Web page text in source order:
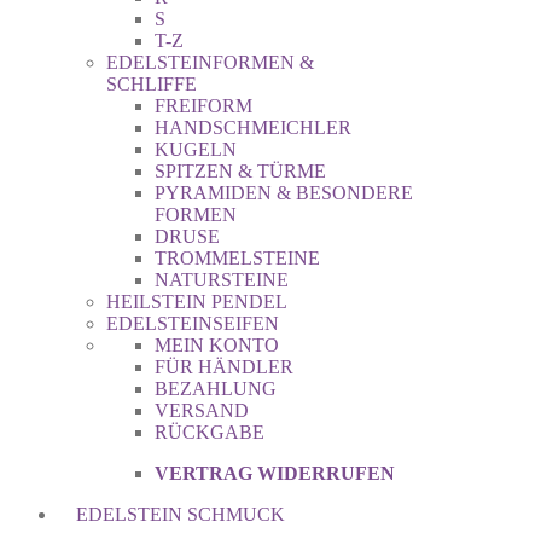
S
T-Z
EDELSTEINFORMEN &
SCHLIFFE
FREIFORM
HANDSCHMEICHLER
KUGELN
SPITZEN & TÜRME
PYRAMIDEN & BESONDERE
FORMEN
DRUSE
TROMMELSTEINE
NATURSTEINE
HEILSTEIN PENDEL
EDELSTEINSEIFEN
MEIN KONTO
FÜR HÄNDLER
BEZAHLUNG
VERSAND
RÜCKGABE
VERTRAG WIDERRUFEN
EDELSTEIN SCHMUCK